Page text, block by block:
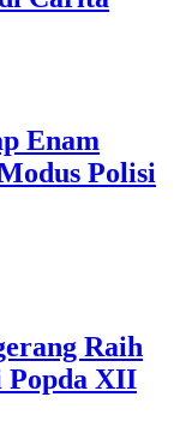
Enam
Polisi
Raih
Popda XII